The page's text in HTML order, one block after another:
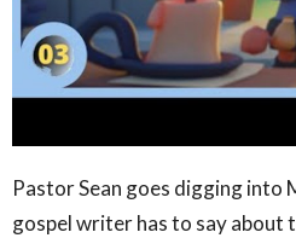
Pastor Sean goes digging into
gospel writer has to say about